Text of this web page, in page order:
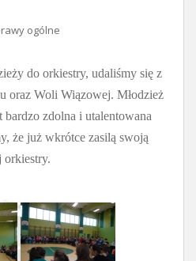
ogólne
do orkiestry, udaliśmy się z
oraz Woli Wiązowej. Młodzież
bardzo zdolna i utalentowana
że już wkrótce zasilą swoją
orkiestry.